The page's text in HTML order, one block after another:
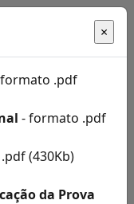
.pdf
- formato .pdf
(430Kb)
da Prova